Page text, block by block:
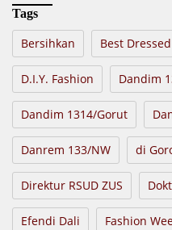
Tags
Bersihkan Best Dressed
D.I.Y. Fashion Dandim
Dandim 1314/Gorut
Danrem 133/NW di
Direktur RSUD ZUS
Efendi Dali Fashion